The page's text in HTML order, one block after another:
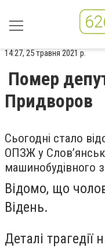
14:27, 25 травня 2021 р.
Помер
Придворов
Сьогодні стало
ОПЗЖ у
машинобудівного
Відомо, що
Відень.
Деталі трагедії